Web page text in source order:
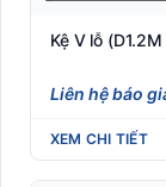
Kệ V lỗ
Liên hệ báo
XEM CHI TIẾT